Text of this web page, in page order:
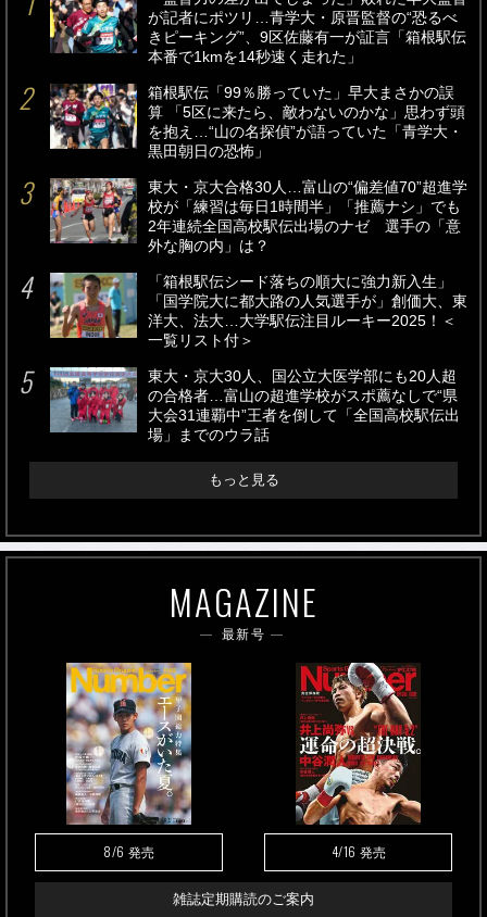
が記者にポツリ…青学大・原晋監督の“恐るべ
きピーキング”、9区佐藤有一が証言「箱根駅伝
本番で1kmを14秒速く走れた」
箱根駅伝「99％勝っていた」早大まさかの誤
算 「5区に来たら、敵わないのかな」思わず頭
を抱え…“山の名探偵”が語っていた「青学大・
黒田朝日の恐怖」
東大・京大合格30人…富山の“偏差値70”超進学
校が「練習は毎日1時間半」「推薦ナシ」でも
2年連続全国高校駅伝出場のナゼ 選手の「意
外な胸の内」は？
「箱根駅伝シード落ちの順大に強力新入生」
「国学院大に都大路の人気選手が」創価大、東
洋大、法大…大学駅伝注目ルーキー2025！＜
一覧リスト付＞
東大・京大30人、国公立大医学部にも20人超
の合格者…富山の超進学校がスポ薦なしで“県
大会31連覇中”王者を倒して「全国高校駅伝出
場」までのウラ話
もっと見る
MAGAZINE
最新号
8/6 発売 4/16 発売
雑誌定期購読のご案内